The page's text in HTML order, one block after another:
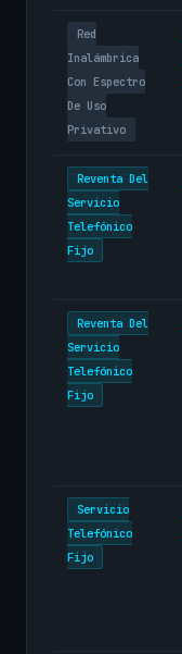
Red
Inalámbrica
Con Espectro
De Uso
Privativo
Reventa Del
Servicio
Telefónico
Fijo
Reventa Del
Servicio
Telefónico
Fijo
Servicio
Telefónico
Fijo